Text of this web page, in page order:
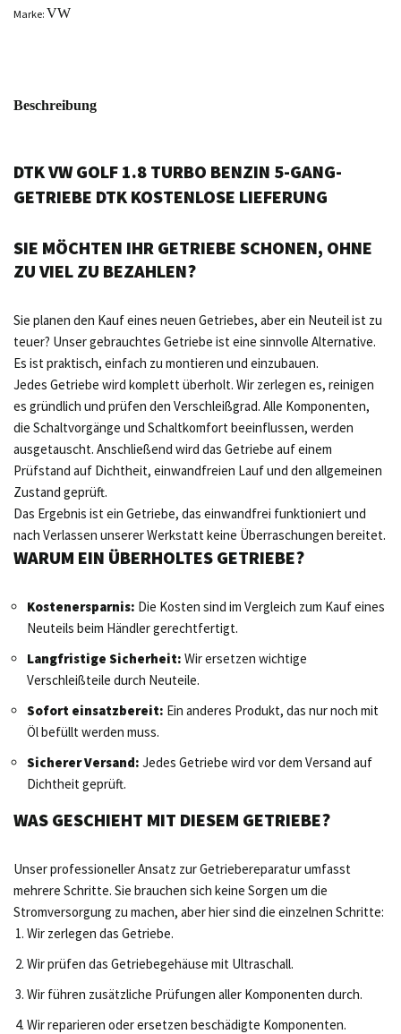
Marke: VW
Beschreibung
DTK VW GOLF 1.8 TURBO BENZIN 5-GANG-
GETRIEBE DTK KOSTENLOSE LIEFERUNG
SIE MÖCHTEN IHR GETRIEBE SCHONEN, OHNE
ZU VIEL ZU BEZAHLEN?
Sie planen den Kauf eines neuen Getriebes, aber ein Neuteil ist zu
teuer? Unser gebrauchtes Getriebe ist eine sinnvolle Alternative.
Es ist praktisch, einfach zu montieren und einzubauen.
Jedes Getriebe wird komplett überholt. Wir zerlegen es, reinigen
es gründlich und prüfen den Verschleißgrad. Alle Komponenten,
die Schaltvorgänge und Schaltkomfort beeinflussen, werden
ausgetauscht. Anschließend wird das Getriebe auf einem
Prüfstand auf Dichtheit, einwandfreien Lauf und den allgemeinen
Zustand geprüft.
Das Ergebnis ist ein Getriebe, das einwandfrei funktioniert und
nach Verlassen unserer Werkstatt keine Überraschungen bereitet.
WARUM EIN ÜBERHOLTES GETRIEBE?
Kostenersparnis: Die Kosten sind im Vergleich zum Kauf eines
Neuteils beim Händler gerechtfertigt.
Langfristige Sicherheit: Wir ersetzen wichtige
Verschleißteile durch Neuteile.
Sofort einsatzbereit: Ein anderes Produkt, das nur noch mit
Öl befüllt werden muss.
Sicherer Versand: Jedes Getriebe wird vor dem Versand auf
Dichtheit geprüft.
WAS GESCHIEHT MIT DIESEM GETRIEBE?
Unser professioneller Ansatz zur Getriebereparatur umfasst
mehrere Schritte. Sie brauchen sich keine Sorgen um die
Stromversorgung zu machen, aber hier sind die einzelnen Schritte:
Wir zerlegen das Getriebe.
Wir prüfen das Getriebegehäuse mit Ultraschall.
Wir führen zusätzliche Prüfungen aller Komponenten durch.
Wir reparieren oder ersetzen beschädigte Komponenten.